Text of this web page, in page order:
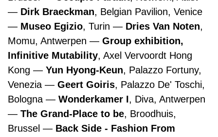
Dirk Braeckman, Belgian Pavilion, Venice
Museo Egizio, Turin Dries Van Noten,
Momu, Antwerpen
Group exhibition,
Infinitive Mutability, Axel Vervoordt Hong
Kong
Yun Hyong-Keun, Palazzo Fortuny,
Venezia
Geert Goiris, Palazzo De' Toschi,
Bologna
Wonderkamer I, Diva, Antwerpen
The Grand-Place to be, Broodhuis,
Brussel
Back Side - Fashion From